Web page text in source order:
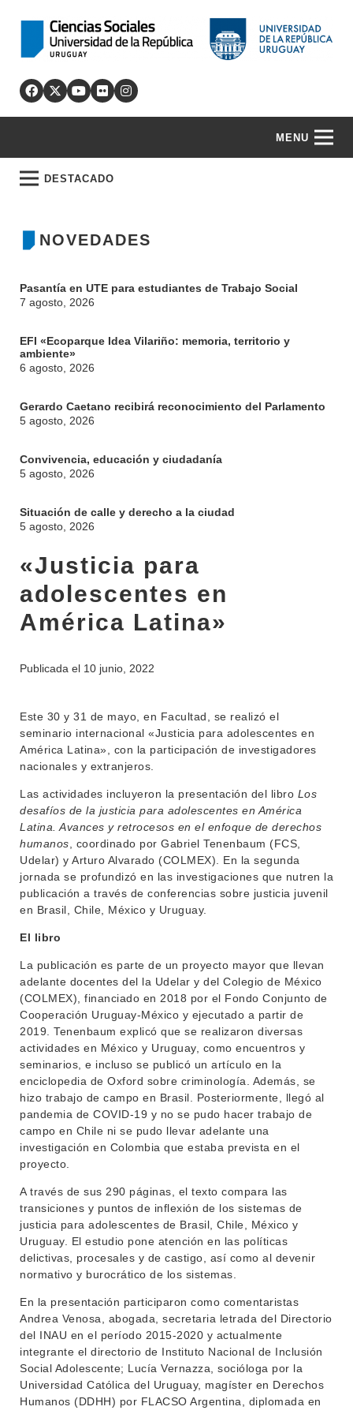
MENU
DESTACADO
NOVEDADES
Pasantía en UTE para estudiantes de Trabajo Social
7 agosto, 2026
EFI «Ecoparque Idea Vilariño: memoria, territorio y
ambiente»
6 agosto, 2026
Gerardo Caetano recibirá reconocimiento del Parlamento
5 agosto, 2026
Convivencia, educación y ciudadanía
5 agosto, 2026
Situación de calle y derecho a la ciudad
5 agosto, 2026
«Justicia para
adolescentes en
América Latina»
Publicada el 10 junio, 2022
Este 30 y 31 de mayo, en Facultad, se realizó el
seminario internacional «Justicia para adolescentes en
América Latina», con la participación de investigadores
nacionales y extranjeros.
Las actividades incluyeron la presentación del libro Los
desafíos de la justicia para adolescentes en América
Latina. Avances y retrocesos en el enfoque de derechos
humanos , coordinado por Gabriel Tenenbaum (FCS,
Udelar) y Arturo Alvarado (COLMEX). En la segunda
jornada se profundizó en las investigaciones que nutren la
publicación a través de conferencias sobre justicia juvenil
en Brasil, Chile, México y Uruguay.
El libro
La publicación es parte de un proyecto mayor que llevan
adelante docentes del la Udelar y del Colegio de México
(COLMEX), financiado en 2018 por el Fondo Conjunto de
Cooperación Uruguay-México y ejecutado a partir de
2019. Tenenbaum explicó que se realizaron diversas
actividades en México y Uruguay, como encuentros y
seminarios, e incluso se publicó un artículo en la
enciclopedia de Oxford sobre criminología. Además, se
hizo trabajo de campo en Brasil. Posteriormente, llegó al
pandemia de COVID-19 y no se pudo hacer trabajo de
campo en Chile ni se pudo llevar adelante una
investigación en Colombia que estaba prevista en el
proyecto.
A través de sus 290 páginas, el texto compara las
transiciones y puntos de inflexión de los sistemas de
justicia para adolescentes de Brasil, Chile, México y
Uruguay. El estudio pone atención en las políticas
delictivas, procesales y de castigo, así como al devenir
normativo y burocrático de los sistemas.
En la presentación participaron como comentaristas
Andrea Venosa, abogada, secretaria letrada del Directorio
del INAU en el período 2015-2020 y actualmente
integrante el directorio de Instituto Nacional de Inclusión
Social Adolescente; Lucía Vernazza, socióloga por la
Universidad Católica del Uruguay, magíster en Derechos
Humanos (DDHH) por FLACSO Argentina, diplomada en